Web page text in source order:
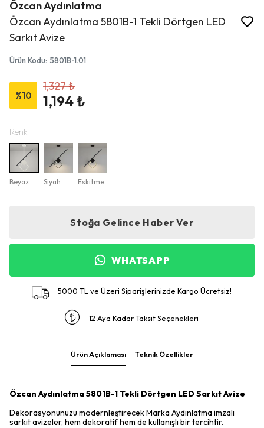
Özcan Aydınlatma
Özcan Aydınlatma 5801B-1 Tekli Dörtgen LED
Sarkıt Avize
Ürün Kodu: 5801B-1.01
%10
1,327 ₺
1,194 ₺
Renk
Beyaz Siyah Eskitme
Stoğa Gelince Haber Ver
WHATSAPP
5000 TL ve Üzeri Siparişlerinizde Kargo Ücretsiz!
12 Aya Kadar Taksit Seçenekleri
Ürün Açıklaması Teknik Özellikler
Özcan Aydınlatma 5801B-1 Tekli Dörtgen LED Sarkıt Avize
Dekorasyonunuzu modernleştirecek Marka Aydınlatma imzalı
sarkıt avizeler, hem dekoratif hem de kullanışlı bir tercihtir.